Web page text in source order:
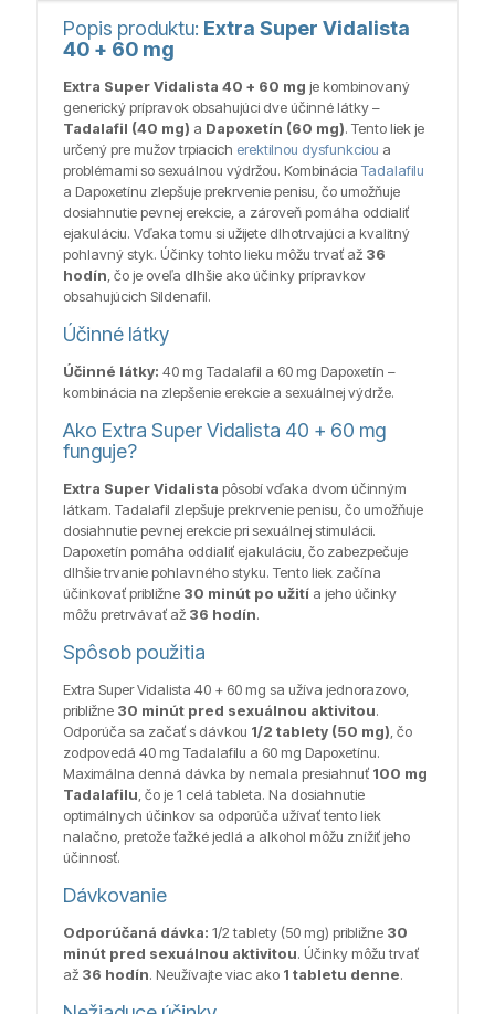
Popis produktu: Extra Super Vidalista
40 + 60 mg
Extra Super Vidalista 40 + 60 mg je kombinovaný
generický prípravok obsahujúci dve účinné látky –
Tadalafil (40 mg) a Dapoxetín (60 mg). Tento liek je
určený pre mužov trpiacich erektilnou dysfunkciou a
problémami so sexuálnou výdržou. KombináciaTadalafilu
a Dapoxetínu zlepšuje prekrvenie penisu, čo umožňuje
dosiahnutie pevnej erekcie, a zároveň pomáha oddialiť
ejakuláciu. Vďaka tomu si užijete dlhotrvajúci a kvalitný
pohlavný styk. Účinky tohto lieku môžu trvať až 36
hodín , čo je oveľa dlhšie ako účinky prípravkov
obsahujúcich Sildenafil.
Účinné látky
Účinné látky: 40 mg Tadalafil a 60 mg Dapoxetín –
kombinácia na zlepšenie erekcie a sexuálnej výdrže.
Ako Extra Super Vidalista 40 + 60 mg
funguje?
Extra Super Vidalista pôsobí vďaka dvom účinným
látkam. Tadalafil zlepšuje prekrvenie penisu, čo umožňuje
dosiahnutie pevnej erekcie pri sexuálnej stimulácii.
Dapoxetín pomáha oddialiť ejakuláciu, čo zabezpečuje
dlhšie trvanie pohlavného styku. Tento liek začína
účinkovať približne 30 minút po užití a jeho účinky
môžu pretrvávať až 36 hodín.
Spôsob použitia
Extra Super Vidalista 40 + 60 mg sa užíva jednorazovo,
približne 30 minút pred sexuálnou aktivitou.
Odporúča sa začať s dávkou 1/2 tablety (50 mg) , čo
zodpovedá 40 mg Tadalafilu a 60 mg Dapoxetínu.
Maximálna denná dávka by nemala presiahnuť 100 mg
Tadalafilu , čo je 1 celá tableta. Na dosiahnutie
optimálnych účinkov sa odporúča užívať tento liek
nalačno, pretože ťažké jedlá a alkohol môžu znížiť jeho
účinnosť.
Dávkovanie
Odporúčaná dávka: 1/2 tablety (50 mg) približne 30
minút pred sexuálnou aktivitou. Účinky môžu trvať
až 36 hodín. Neužívajte viac ako 1 tabletu denne.